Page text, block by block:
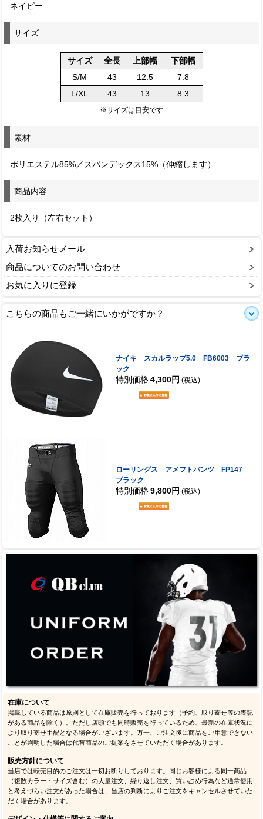
ネイビー
サイズ
サイズ 全長 上部幅
下部幅
S/M
43 12.5
7.8
L/XL
43 13 8.3
※サイズは目安です
素材
ポリエステル85%／スパンデックス15%（伸縮します）
商品内容
2枚入り（左右セット）
入荷お知らせメール
商品についてのお問い合わせ
お気に入りに登録
こちらの商品もご一緒にいかがですか？
ナイキ スカルラップ5.0 FB6003 ブラ
ック
特別価格 4,300円 (税込)
ローリングス アメフトパンツ FP147
ブラック
特別価格 9,800円 (税込)
在庫について
掲載している商品は原則として在庫販売を行っております（予約、取り寄せ等の表記
がある商品を除く）。ただし店頭でも同時販売を行っているため、最新の在庫状況に
より取り寄せ手配となる場合がございます。万一、ご注文後に商品をご用意できない
ことが判明した場合は代替商品のご提案をさせていただく場合があります。
販売方針について
当店では転売目的のご注文は一切お断りしております。同じお客様による同一商品
（複数カラー・サイズ含む）の大量注文、繰り返し注文、買い占め行為など通常使用
と考えづらい注文があった場合は、当店の判断によりご注文をキャンセルさせていた
だく場合があります。